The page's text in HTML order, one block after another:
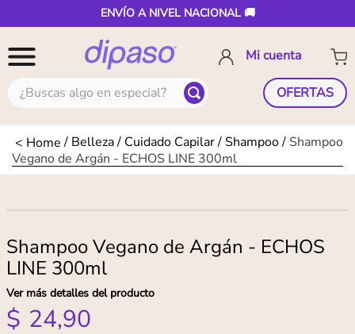
ENVÍO A NIVEL NACIONAL 🚚
¿Buscas algo en especial? OFERTAS
Belleza Cuidado Capilar Shampoo
Shampoo
Vegano de Argán - ECHOS LINE 300ml
Shampoo Vegano de Argán - ECHOS
LINE 300ml
Ver más detalles del producto
$ 24,90